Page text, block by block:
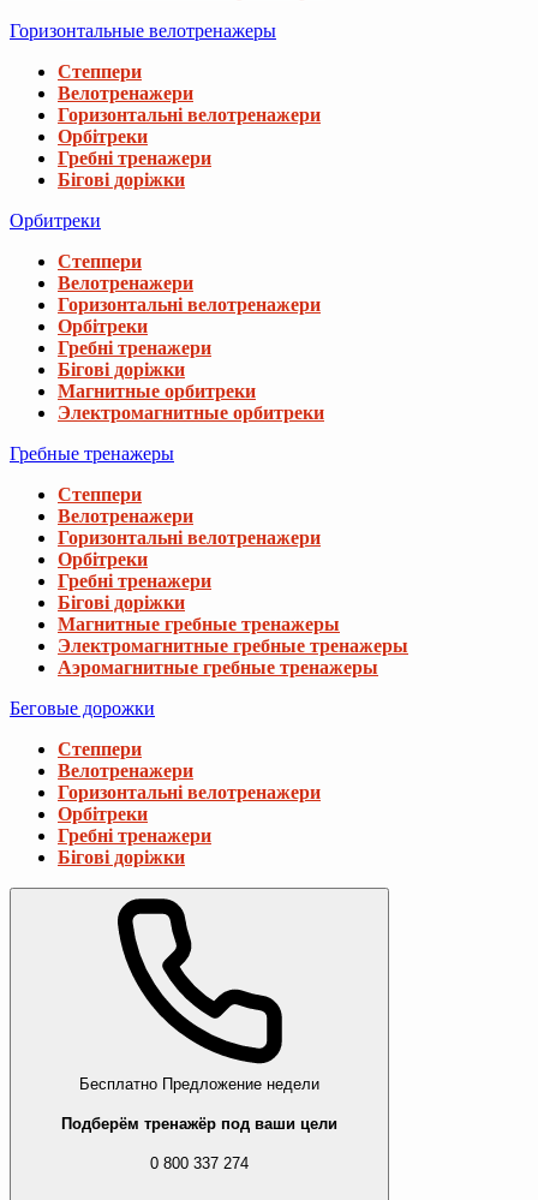
Горизонтальные велотренажеры
Степпери
Велотренажери
Горизонтальні велотренажери
Орбітреки
Гребні тренажери
Бігові доріжки
Орбитреки
Степпери
Велотренажери
Горизонтальні велотренажери
Орбітреки
Гребні тренажери
Бігові доріжки
Магнитные орбитреки
Электромагнитные орбитреки
Гребные тренажеры
Степпери
Велотренажери
Горизонтальні велотренажери
Орбітреки
Гребні тренажери
Бігові доріжки
Магнитные гребные тренажеры
Электромагнитные гребные тренажеры
Аэромагнитные гребные тренажеры
Беговые дорожки
Степпери
Велотренажери
Горизонтальні велотренажери
Орбітреки
Гребні тренажери
Бігові доріжки
Бесплатно Предложение недели
Подберём тренажёр под ваши цели
0 800 337 274